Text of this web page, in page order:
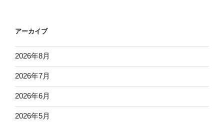
アーカイブ
2026年8月
2026年7月
2026年6月
2026年5月